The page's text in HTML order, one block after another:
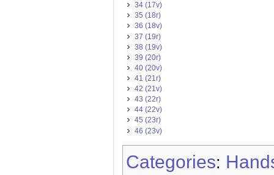
34 (17v)
35 (18r)
36 (18v)
37 (19r)
38 (19v)
39 (20r)
40 (20v)
41 (21r)
42 (21v)
43 (22r)
44 (22v)
45 (23r)
46 (23v)
Categories: